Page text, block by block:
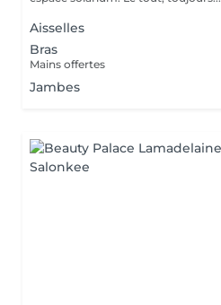
Aisselles
Bras
Mains offertes
Jambes